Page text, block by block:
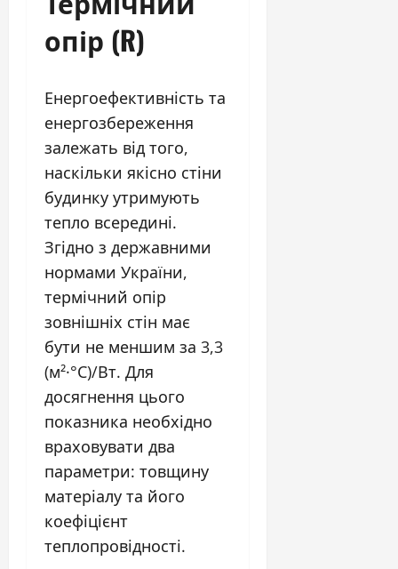
опір (R)
Енергоефективність та
енергозбереження
залежать від того,
наскільки якісно стіни
будинку утримують
тепло всередині.
Згідно з державними
нормами України,
термічний опір
зовнішніх стін має
бути не меншим за 3,3
(м²·°С)/Вт. Для
досягнення цього
показника необхідно
враховувати два
параметри: товщину
матеріалу та його
коефіцієнт
теплопровідності.